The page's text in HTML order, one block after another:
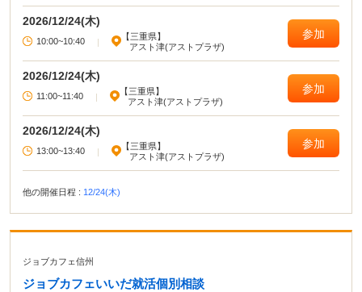
2026/12/24(木)
10:00~10:40 |
【三重県】
アスト津(アストプラザ)
参加
2026/12/24(木)
11:00~11:40 |
【三重県】
アスト津(アストプラザ)
参加
2026/12/24(木)
13:00~13:40 |
【三重県】
アスト津(アストプラザ)
参加
他の開催日程 : 12/24(木)
ジョブカフェ信州
ジョブカフェいいだ就活個別相談